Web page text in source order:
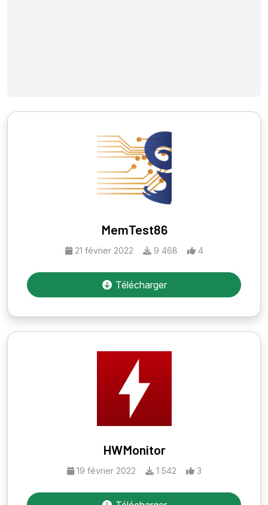
MemTest86
21 février 2022 9 468 4
Télécharger
HWMonitor
19 février 2022 1 542 3